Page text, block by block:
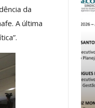
da
A última